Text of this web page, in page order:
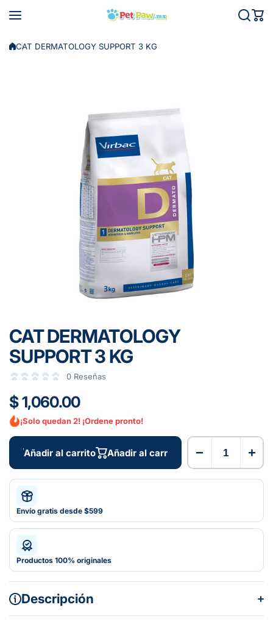
CAT DERMATOLOGY SUPPORT 3 KG
CAT DERMATOLOGY
SUPPORT 3 KG
0 Reseñas
$ 1,060.00
¡Solo quedan 2! ¡Ordene pronto!
Añadir al carrito Añadir al carrito − +
Envío gratis desde $599
Productos 100% originales
Descripción